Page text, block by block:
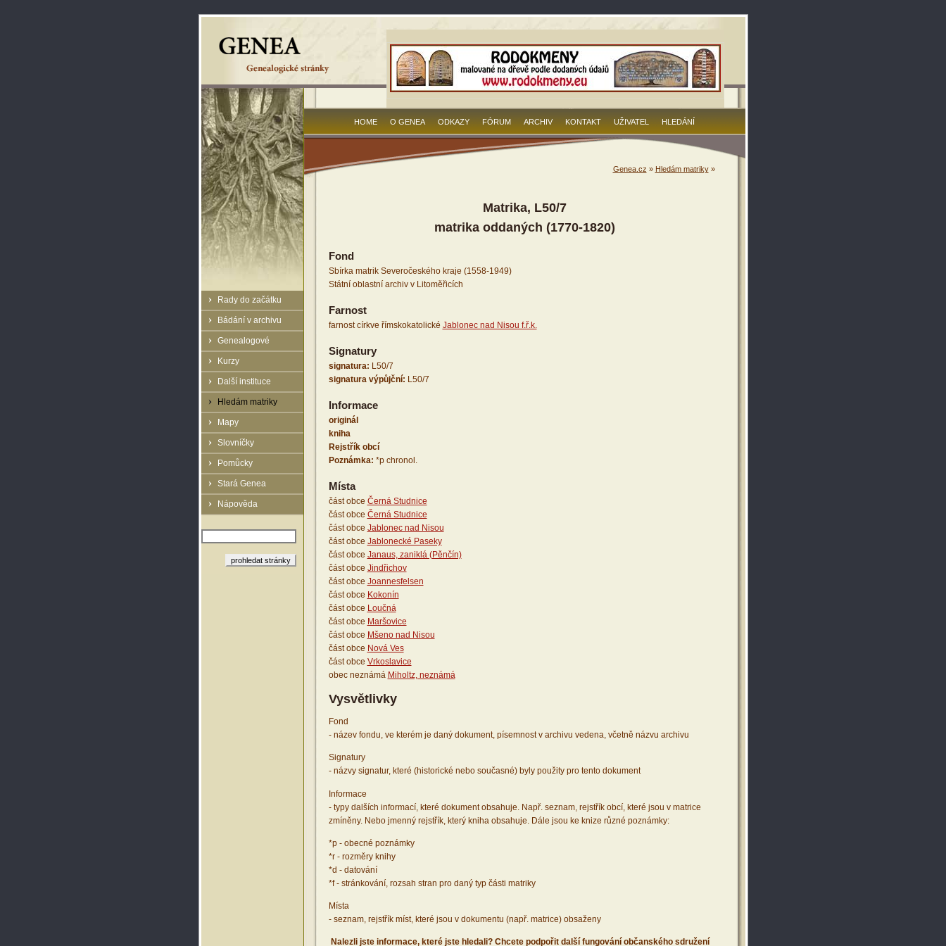
Rady do začátku
Bádání v archivu
Genealogové
Kurzy
Další instituce
Hledám matriky
Mapy
Slovníčky
Pomůcky
Stará Genea
Nápověda
HOME O GENEA ODKAZY FÓRUM ARCHIV KONTAKT UŽIVATEL HLEDÁNÍ
Genea.cz » Hledám matriky»
Matrika, L50/7
matrika oddaných (1770-1820)
Fond
Sbírka matrik Severočeského kraje (1558-1949)
Státní oblastní archiv v Litoměřicích
Farnost
farnost církve římskokatolické Jablonec nad Nisou f.ř.k.
Signatury
signatura: L50/7
signatura výpůjční: L50/7
Informace
originál
kniha
Rejstřík obcí
Poznámka: *p chronol.
Místa
část obce Černá Studnice
část obce Černá Studnice
část obce Jablonec nad Nisou
část obce Jablonecké Paseky
část obce Janaus, zaniklá (Pěnčín)
část obce Jindřichov
část obce Joannesfelsen
část obce Kokonín
část obce Loučná
část obce Maršovice
část obce Mšeno nad Nisou
část obce Nová Ves
část obce Vrkoslavice
obec neznámá Miholtz, neznámá
Vysvětlivky
Fond
- název fondu, ve kterém je daný dokument, písemnost v archivu vedena, včetně názvu archivu
Signatury
- názvy signatur, které (historické nebo současné) byly použity pro tento dokument
Informace
- typy dalších informací, které dokument obsahuje. Např. seznam, rejstřík obcí, které jsou v matrice
zmíněny. Nebo jmenný rejstřík, který kniha obsahuje. Dále jsou ke knize různé poznámky:
*p - obecné poznámky
*r - rozměry knihy
*d - datování
*f - stránkování, rozsah stran pro daný typ části matriky
Místa
- seznam, rejstřík míst, které jsou v dokumentu (např. matrice) obsaženy
Nalezli jste informace, které jste hledali? Chcete podpořit další fungování občanského sdružení